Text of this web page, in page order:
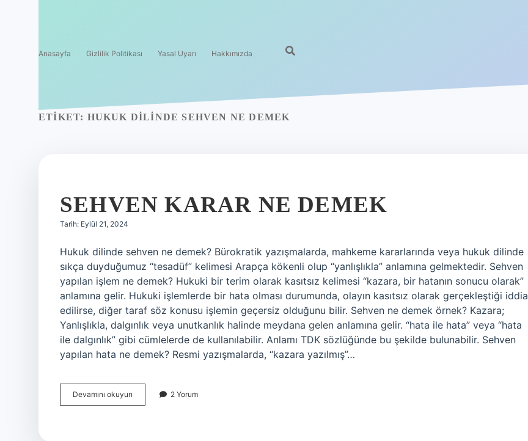
Anasayfa Gizlilik Politikası Yasal Uyarı Hakkımızda
ETIKET: HUKUK DILINDE SEHVEN NE DEMEK
SEHVEN KARAR NE DEMEK
Tarih: Eylül 21, 2024
Hukuk dilinde sehven ne demek? Bürokratik yazışmalarda, mahkeme kararlarında veya hukuk dilinde
sıkça duyduğumuz “tesadüf” kelimesi Arapça kökenli olup “yanlışlıkla” anlamına gelmektedir. Sehven
yapılan işlem ne demek? Hukuki bir terim olarak kasıtsız kelimesi “kazara, bir hatanın sonucu olarak”
anlamına gelir. Hukuki işlemlerde bir hata olması durumunda, olayın kasıtsız olarak gerçekleştiği iddia
edilirse, diğer taraf söz konusu işlemin geçersiz olduğunu bilir. Sehven ne demek örnek? Kazara;
Yanlışlıkla, dalgınlık veya unutkanlık halinde meydana gelen anlamına gelir. “hata ile hata” veya “hata
ile dalgınlık” gibi cümlelerde de kullanılabilir. Anlamı TDK sözlüğünde bu şekilde bulunabilir. Sehven
yapılan hata ne demek? Resmi yazışmalarda, “kazara yazılmış”…
Devamını okuyun
Karar
2 Yorum